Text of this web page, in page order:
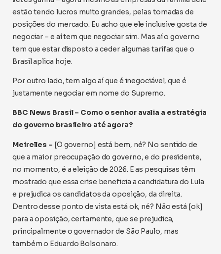
estão tendo lucros muito grandes, pelas tomadas de
posições do mercado. Eu acho que ele inclusive gosta de
negociar – e aí tem que negociar sim. Mas aí o governo
tem que estar disposto a ceder algumas tarifas que o
Brasil aplica hoje.
Por outro lado, tem algo aí que é inegociável, que é
justamente negociar em nome do Supremo.
BBC News Brasil – Como o senhor avalia a estratégia
do governo brasileiro até agora?
Meirelles – [O governo] está bem, né? No sentido de
que a maior preocupação do governo, e do presidente,
no momento, é a eleição de 2026. E as pesquisas têm
mostrado que essa crise beneficia a candidatura do Lula
e prejudica os candidatos da oposição, da direita.
Dentro desse ponto de vista está ok, né? Não está [ok]
para a oposição, certamente, que se prejudica,
principalmente o governador de São Paulo, mas
também o Eduardo Bolsonaro.